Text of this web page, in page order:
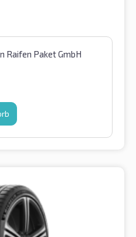
Raifen Paket GmbH